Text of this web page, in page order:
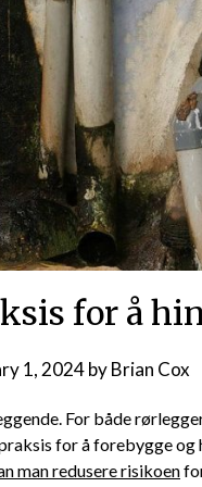
for å
1, 2024byBrian Cox
For både
for å forebygge
man redusere‍ risikoen